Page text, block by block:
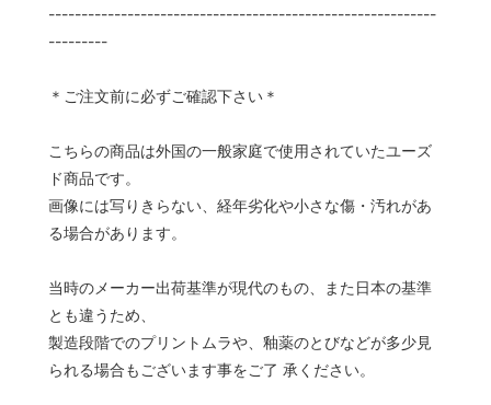
-----------------------------------------------------------
---------
＊ご注文前に必ずご確認下さい＊
こちらの商品は外国の一般家庭で使用されていたユーズ
ド商品です。
画像には写りきらない、経年劣化や小さな傷・汚れがあ
る場合があります。
当時のメーカー出荷基準が現代のもの、また日本の基準
とも違うため、
製造段階でのプリントムラや、釉薬のとびなどが多少見
られる場合もございます事をご了 承ください。